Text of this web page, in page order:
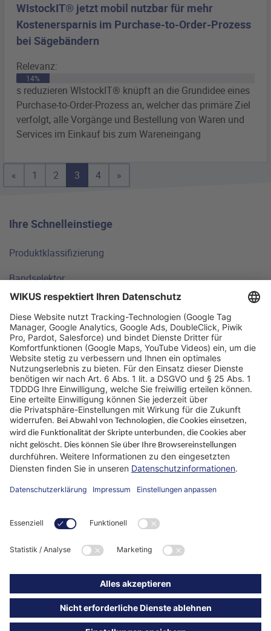
WIstockIT® jetzt mobil nutzbar für mehr
Kostenersparnis im Purchase-to-Order-Prozess
bei Sägebändern
Relevanz:
14%
s reduzieren WIstockIT® knüpft an die Grundidee eines
Purchase-to-Order-Prozess an, welcher das primäre Ziel
verfolgt, alle Vorgänge und Bestellung von Waren und
Services im Einkauf bis zum Wareneingang
« 1 2 3 4 »
Ihre Schnelleinstiege
Produktklassifizierung
Bandselektor
Technische Grundlagen
FAQ
Standorte
Warum WIKUS
Ratgeber
Unternehmen
ParaMaster® App
Impressum Datenschutz ALB Kontakt